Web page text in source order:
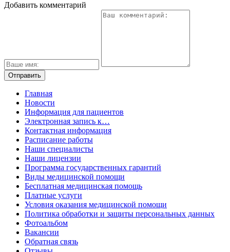
Добавить комментарий
Главная
Новости
Информация для пациентов
Электронная запись к…
Контактная информация
Расписание работы
Наши специалисты
Наши лицензии
Программа государственных гарантий
Виды медицинской помощи
Бесплатная медицинская помощь
Платные услуги
Условия оказания медицинской помощи
Политика обработки и защиты персональных данных
Фотоальбом
Вакансии
Обратная связь